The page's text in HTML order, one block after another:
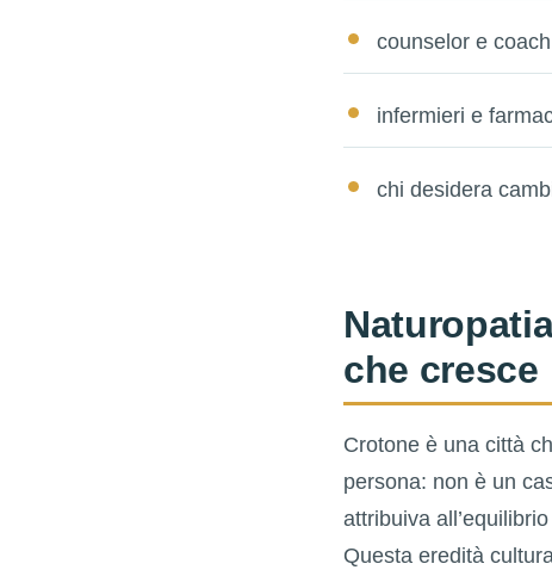
counselor e coach
infermieri e
chi desidera
che cresce
Crotone è una città
persona: non è un
attribuiva
Questa eredità